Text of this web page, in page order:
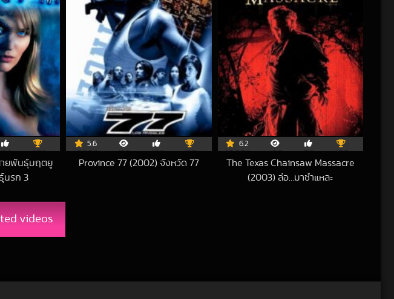
ายพันธุ์มฤตยู
นรก 3
5.6
Province 77 (2002) จังหวัด 77
6.2
The Texas Chainsaw Massacre
(2003) ล่อ…มาชำแหละ
videos